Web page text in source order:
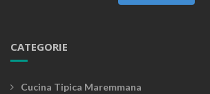
CATEGORIE
Cucina Tipica Maremmana